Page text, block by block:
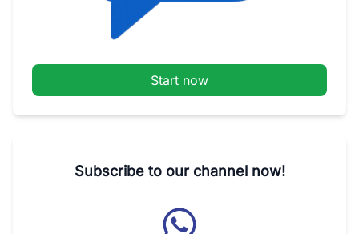
Start now
Subscribe to our channel now!